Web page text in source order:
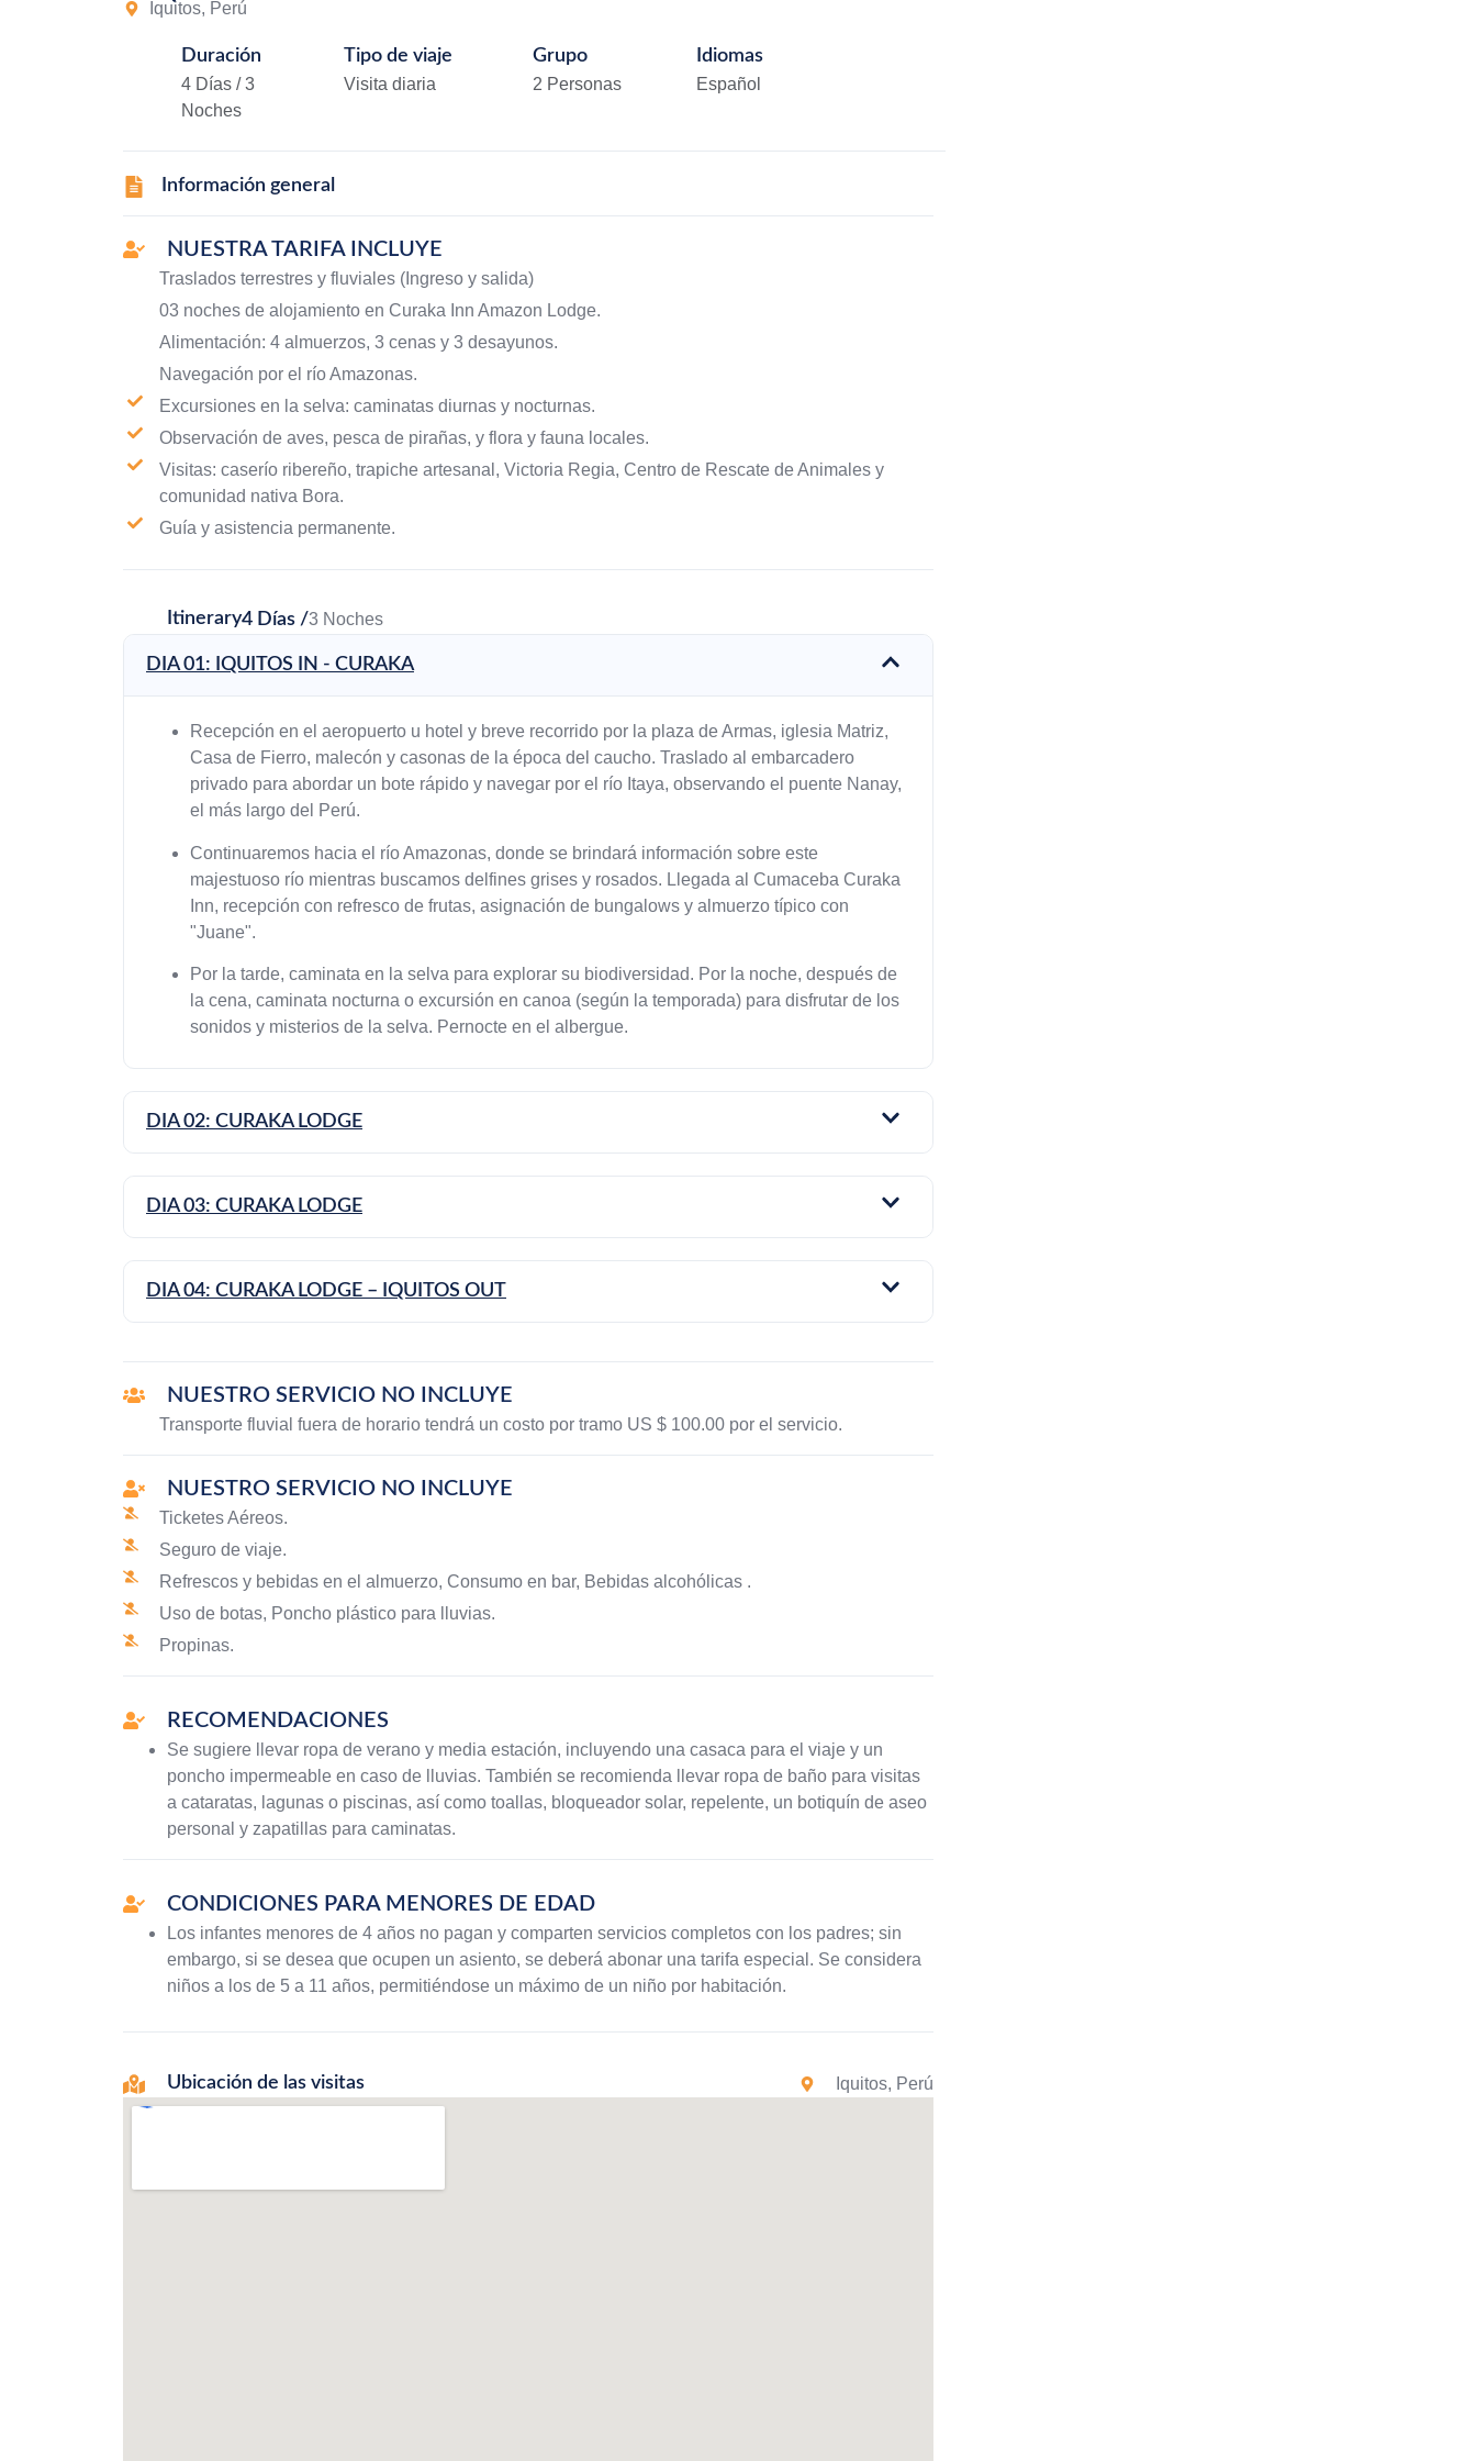
Iquitos, Perú
Duración
4 Días / 3
Noches
Tipo de viaje
Visita diaria
Grupo
2 Personas
Idiomas
Español
Información general
NUESTRA TARIFA INCLUYE
Traslados terrestres y fluviales (Ingreso y salida)
03 noches de alojamiento en Curaka Inn Amazon Lodge.
Alimentación: 4 almuerzos, 3 cenas y 3 desayunos.
Navegación por el río Amazonas.
Excursiones en la selva: caminatas diurnas y nocturnas.
Observación de aves, pesca de pirañas, y flora y fauna locales.
Visitas: caserío ribereño, trapiche artesanal, Victoria Regia, Centro de Rescate de Animales y
comunidad nativa Bora.
Guía y asistencia permanente.
Itinerary4 Días /3 Noches
DIA 01: IQUITOS IN - CURAKA
Recepción en el aeropuerto u hotel y breve recorrido por la plaza de Armas, iglesia Matriz,
Casa de Fierro, malecón y casonas de la época del caucho. Traslado al embarcadero
privado para abordar un bote rápido y navegar por el río Itaya, observando el puente Nanay,
el más largo del Perú.
Continuaremos hacia el río Amazonas, donde se brindará información sobre este
majestuoso río mientras buscamos delfines grises y rosados. Llegada al Cumaceba Curaka
Inn, recepción con refresco de frutas, asignación de bungalows y almuerzo típico con
"Juane".
Por la tarde, caminata en la selva para explorar su biodiversidad. Por la noche, después de
la cena, caminata nocturna o excursión en canoa (según la temporada) para disfrutar de los
sonidos y misterios de la selva. Pernocte en el albergue.
DIA 02: CURAKA LODGE
DIA 03: CURAKA LODGE
DIA 04: CURAKA LODGE – IQUITOS OUT
NUESTRO SERVICIO NO INCLUYE
Transporte fluvial fuera de horario tendrá un costo por tramo US $ 100.00 por el servicio.
NUESTRO SERVICIO NO INCLUYE
Ticketes Aéreos.
Seguro de viaje.
Refrescos y bebidas en el almuerzo, Consumo en bar, Bebidas alcohólicas .
Uso de botas, Poncho plástico para lluvias.
Propinas.
RECOMENDACIONES
Se sugiere llevar ropa de verano y media estación, incluyendo una casaca para el viaje y un
poncho impermeable en caso de lluvias. También se recomienda llevar ropa de baño para visitas
a cataratas, lagunas o piscinas, así como toallas, bloqueador solar, repelente, un botiquín de aseo
personal y zapatillas para caminatas.
CONDICIONES PARA MENORES DE EDAD
Los infantes menores de 4 años no pagan y comparten servicios completos con los padres; sin
embargo, si se desea que ocupen un asiento, se deberá abonar una tarifa especial. Se considera
niños a los de 5 a 11 años, permitiéndose un máximo de un niño por habitación.
Ubicación de las visitas Iquitos, Perú